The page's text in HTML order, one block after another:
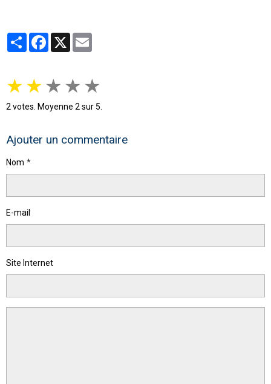
PartagerFacebook
X
★★★ ★ ★
2votes. Moyenne 2sur 5.
Ajouter un commentaire
Nom
E-mail
Site Internet